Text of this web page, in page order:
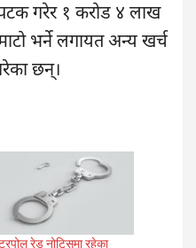
गरेर १ करोड ४ लाख
भर्ने लगायत अन्य खर्च
छन्।
रेड नोटिसमा रहेका